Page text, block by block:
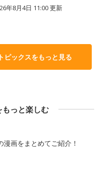
年8月4日 11:00更新
ピックスをもっと見る
っと楽しむ
画をまとめてご紹介！